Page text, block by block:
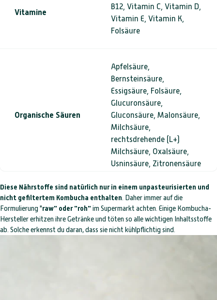
Vitamine
B12, Vitamin C, Vitamin D,
Vitamin E, Vitamin K,
Folsäure
Organische Säuren
Apfelsäure,
Bernsteinsäure,
Essigsäure, Folsäure,
Glucuronsäure,
Gluconsäure, Malonsäure,
Milchsäure,
rechtsdrehende (L+)
Milchsäure, Oxalsäure,
Usninsäure, Zitronensäure
Spurenelemente
und Mineralstoffe
Eisen, Magnesium,
Natrium, Kalium, Kalzium,
Kobalt, Zink
Diese Nährstoffe sind natürlich nur in einem unpasteurisierten und
nicht gefiltertem Kombucha enthalten. Daher immer auf die
Formulierung "raw" oder "roh" im Supermarkt achten. Einige Kombucha-
Hersteller erhitzen ihre Getränke und töten so alle wichtigen Inhaltsstoffe
ab. Solche erkennst du daran, dass sie nicht kühlpflichtig sind.